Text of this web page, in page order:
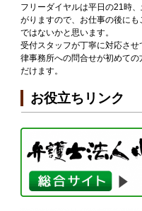
フリーダイヤルは平日の21時
がりますので、お仕事の後に
ではないかと思います。
受付スタッフが丁寧に対応さ
律事務所への問合せが初めて
だけます。
お役立ちリンク